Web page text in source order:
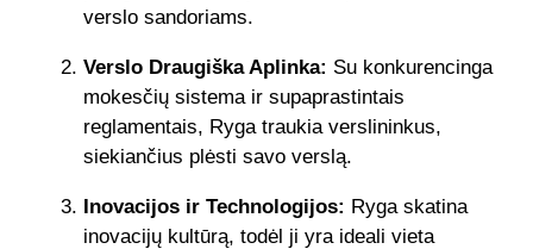
verslo sandoriams.
Verslo Draugiška Aplinka: Su konkurencinga
mokesčių sistema ir supaprastintais
reglamentais, Ryga traukia verslininkus,
siekiančius plėsti savo verslą.
Inovacijos ir Technologijos: Ryga skatina
inovacijų kultūrą, todėl ji yra ideali vieta